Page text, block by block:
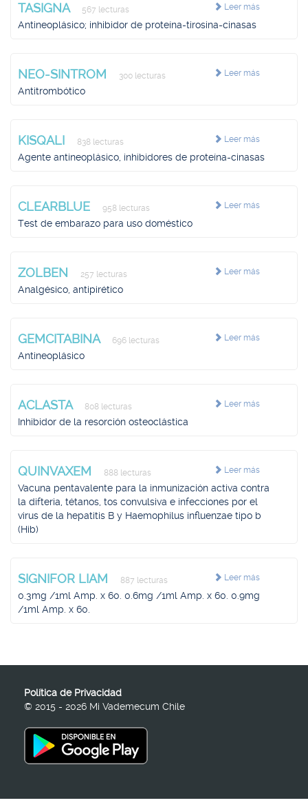
Leer más
TASIGNA 567 lecturas
Antineoplásico; inhibidor de proteína-tirosina-cinasas
Leer más
NEO-SINTROM 300 lecturas
Antitrombótico
Leer más
KISQALI 838 lecturas
Agente antineoplásico, inhibidores de proteína-cinasas
Leer más
CLEARBLUE 958 lecturas
Test de embarazo para uso doméstico
Leer más
ZOLBEN 257 lecturas
Analgésico, antipirético
Leer más
GEMCITABINA 696 lecturas
Antineoplásico
Leer más
ACLASTA 808 lecturas
Inhibidor de la resorción osteoclástica
Leer más
QUINVAXEM 888 lecturas
Vacuna pentavalente para la inmunización activa contra
la difteria, tétanos, tos convulsiva e infecciones por el
virus de la hepatitis B y Haemophilus influenzae tipo b
(Hib)
Leer más
SIGNIFOR LIAM 887 lecturas
0.3mg /1ml Amp. x 60. 0.6mg /1ml Amp. x 60. 0.9mg
/1ml Amp. x 60.
Política de Privacidad
© 2015 - 2026 Mi Vademecum Chile